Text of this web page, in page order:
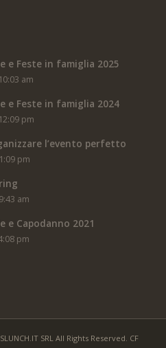
e Feste in famiglia 2025
am
e Feste in famiglia 2024
pm
l’evento perfetto
pm
am
e Capodanno 2021
pm
SRL All Rights Reserved. CF